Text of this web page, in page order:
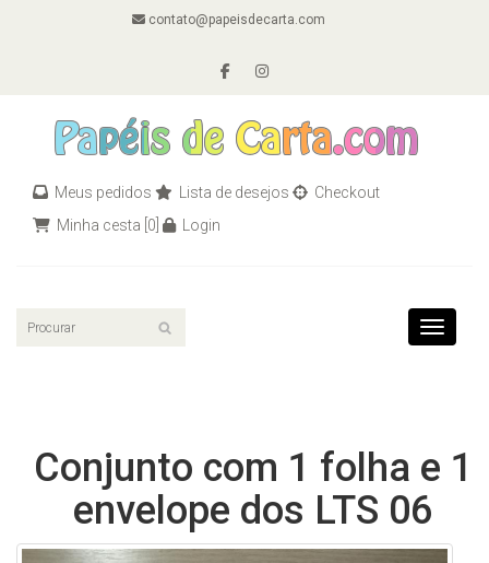
contato@papeisdecarta.com
Meus pedidos Lista de desejos
Checkout
Minha cesta [0] Login
Toggle
Conjunto com 1 folha e 1
envelope dos LTS 06